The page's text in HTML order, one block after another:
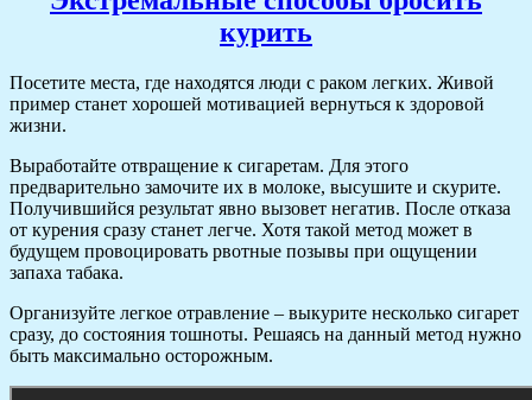
курить
Посетите места, где находятся люди с раком легких. Живой
пример станет хорошей мотивацией вернуться к здоровой
жизни.
Выработайте отвращение к сигаретам. Для этого
предварительно замочите их в молоке, высушите и скурите.
Получившийся результат явно вызовет негатив. После отказа
от курения сразу станет легче. Хотя такой метод может в
будущем провоцировать рвотные позывы при ощущении
запаха табака.
Организуйте легкое отравление – выкурите несколько сигарет
сразу, до состояния тошноты. Решаясь на данный метод нужно
быть максимально осторожным.